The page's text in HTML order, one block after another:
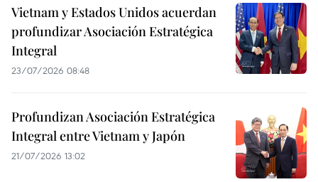
Vietnam y Estados Unidos acuerdan
profundizar Asociación Estratégica
Integral
23/07/2026 08:48
Profundizan Asociación Estratégica
Integral entre Vietnam y Japón
21/07/2026 13:02